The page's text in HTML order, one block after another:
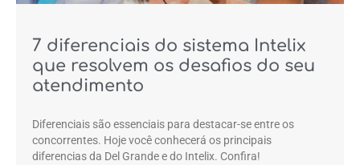
7 diferenciais do sistema Intelix
que resolvem os desafios do seu
atendimento
Diferenciais são essenciais para destacar-se entre os
concorrentes. Hoje você conhecerá os principais
diferencias da Del Grande e do Intelix. Confira!